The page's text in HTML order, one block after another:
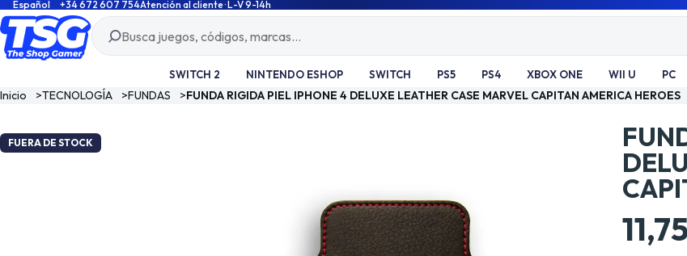
Español +34 672 607 754Atención al cliente · L-V 9-14h
SWITCH 2 NINTENDO ESHOP SWITCH PS5 PS4 XBOX ONE WII U PC
Inicio >TECNOLOGÍA >FUNDAS >FUNDA RIGIDA PIEL IPHONE 4 DELUXE LEATHER CASE MARVEL CAPITAN AMERICA HEROES
FUERA DE STOCK